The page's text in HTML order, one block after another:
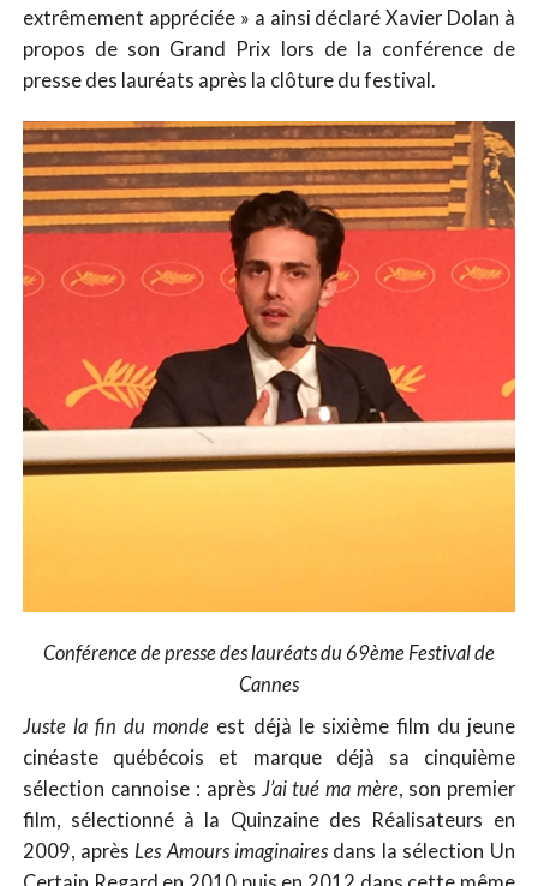
extrêmement appréciée » a ainsi déclaré Xavier Dolan à
propos de son Grand Prix lors de la conférence de
presse des lauréats après la clôture du festival.
Conférence de presse des lauréats du 69ème Festival de
Cannes
Juste la fin du monde est déjà le sixième film du jeune
cinéaste québécois et marque déjà sa cinquième
sélection cannoise : après J’ai tué ma mère, son premier
film, sélectionné à la Quinzaine des Réalisateurs en
2009, après Les Amours imaginaires dans la sélection Un